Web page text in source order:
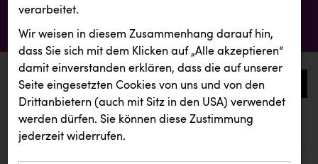
0
aktuelle aussendungen
aktuelle aussendungen
verarbeitet.
Wir weisen in diesem Zusammenhang darauf hin,
dass Sie sich mit dem Klicken auf „Alle akzeptieren“
damit ein­ver­standen erklären, dass die auf unserer
Seite eingesetzten Cookies von uns und von den
Drittanbietern (auch mit Sitz in den USA) verwendet
werden dürfen. Sie können diese Zustimmung
jederzeit widerrufen.